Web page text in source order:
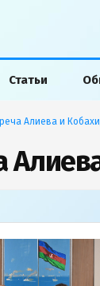
Статьи
Алиева и